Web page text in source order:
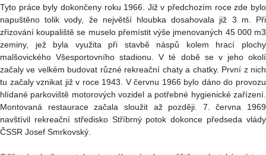
Tyto práce byly dokončeny roku 1966. Již v předchozím roce zde bylo
napuštěno tolik vody, že největší hloubka dosahovala již 3 m. Při
zřizování koupaliště se muselo přemístit výše jmenovaných 45 000 m3
zeminy, jež byla využita při stavbě náspů kolem hrací plochy
malšovického Všesportovního stadionu. V té době se v jeho okolí
začaly ve velkém budovat různé rekreační chaty a chatky. První z nich
tu začaly vznikat již v roce 1943. V červnu 1966 bylo dáno do provozu
hlídané parkoviště motorových vozidel a potřebné hygienické zařízení.
Montovaná restaurace začala sloužit až později. 7. června 1969
navštívil rekreační středisko Stříbrný potok dokonce předseda vlády
ČSSR Josef Smrkovský.